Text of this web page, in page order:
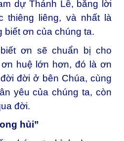
dự Thánh Lễ, bằng lời
thiêng liêng, và nhất là
biết ơn của chúng ta.
ơn sẽ chuẩn bị cho
huệ lớn hơn, đó là ơn
đời ở bên Chúa, cùng
yêu của chúng ta, còn
đời.
hủi”